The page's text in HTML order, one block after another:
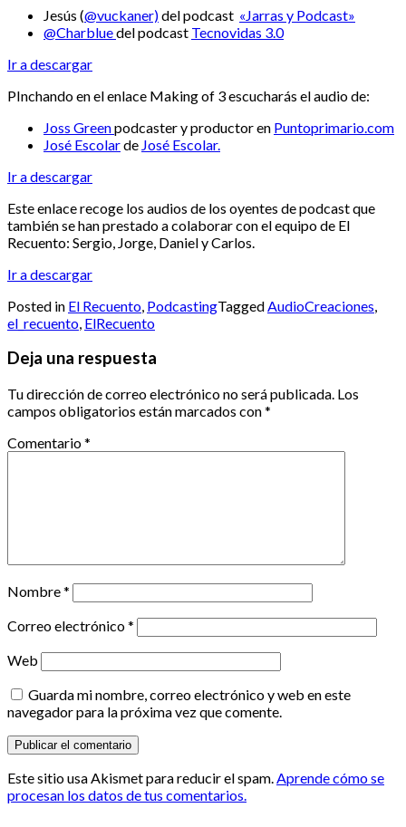
Jesús (@vuckaner)del podcast «Jarras y Podcast»
@Charbluedel podcast Tecnovidas 3.0
Ir a descargar
PInchando en el enlace Making of 3 escucharás el audio de:
Joss Greenpodcaster y productor en Puntoprimario.com
José Escolarde José Escolar.
Ir a descargar
Este enlace recoge los audios de los oyentes de podcast que
también se han prestado a colaborar con el equipo de El
Recuento: Sergio, Jorge, Daniel y Carlos.
Ir a descargar
Posted in El Recuento PodcastingTagged AudioCreaciones
el_recuento ElRecuento
Deja una respuesta
Tu dirección de correo electrónico no será publicada. Los
campos obligatorios están marcados con*
Comentario*
Nombre*
Correo electrónico*
Web
Guarda mi nombre, correo electrónico y web en este
navegador para la próxima vez que comente.
Este sitio usa Akismet para reducir el spam.Aprende cómo se
procesan los datos de tus comentarios.